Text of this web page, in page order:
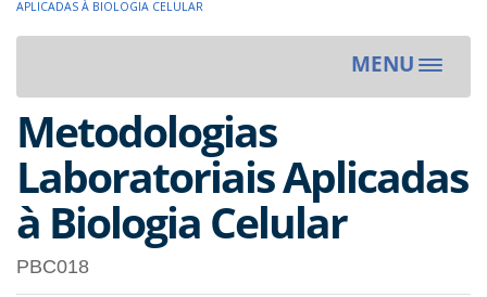
APLICADAS À BIOLOGIA CELULAR
MENU
Toggle
Metodologias
Laboratoriais Aplicadas
à Biologia Celular
PBC018